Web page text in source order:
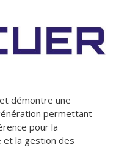
démontre une
permettant
pour la
et la gestion des